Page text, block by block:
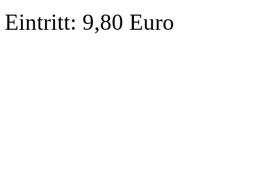
Eintritt: 9,80 Euro